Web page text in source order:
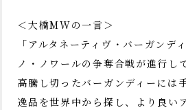
＜大橋MWの一言＞
「アルタネーティヴ・バーガン
ノ・ノワールの争奪合戦が進行し
高騰し切ったバーガンディーには
逸品を世界中から探し、より良い